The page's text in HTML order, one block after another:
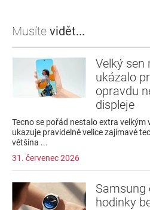
Musíte vidět...
Velký sen
ukázalo
opravdu
displeje
Tecno se pořád nestalo extra velkým
ukazuje pravidelně velice zajímavé
většina ...
31. červenec 2026
Samsung
hodinky